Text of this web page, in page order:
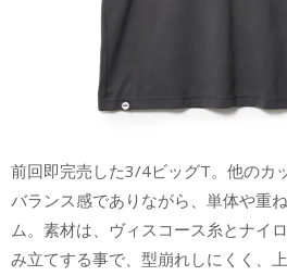
前回即完売した3/4ビッグT。他のカ
バランス感でありながら、単体や重
ム。素材は、ヴィスコース糸とナイ
み立てする事で、型崩れしにくく、